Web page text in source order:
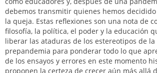
debemos transmitir quienes hemos
la queja. Estas reflexiones son una nota de
filosofía, la política, el poder y la educación
liberar las ataduras de los estereotipos de la
prepandemia para ponderar todo lo que
de los ensayos y errores en este momento
proponen la certeza de crecer aún más allá